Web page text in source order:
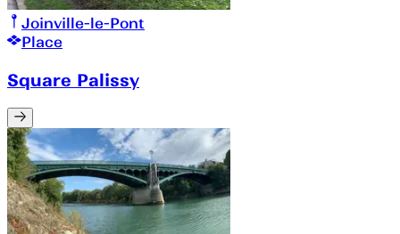
Joinville-le-Pont
Place
Square Palissy